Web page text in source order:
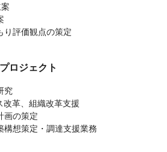
り評価観点の策定
ロジェクト
究
改革、組織改革支援
画の策定
構想策定・調達支援業務